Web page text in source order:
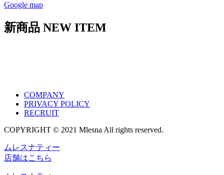
Google map
新商品 NEW ITEM
COMPANY
PRIVACY POLICY
RECRUIT
COPYRIGHT © 2021 Mlesna All rights reserved.
ムレスナティー
店舗はこちら